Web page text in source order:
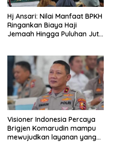
Hj Ansari: Nilai Manfaat BPKH
Ringankan Biaya Haji
Jemaah Hingga Puluhan Juta
Visioner Indonesia Percaya
Brigjen Komarudin mampu
mewujudkan layanan yang